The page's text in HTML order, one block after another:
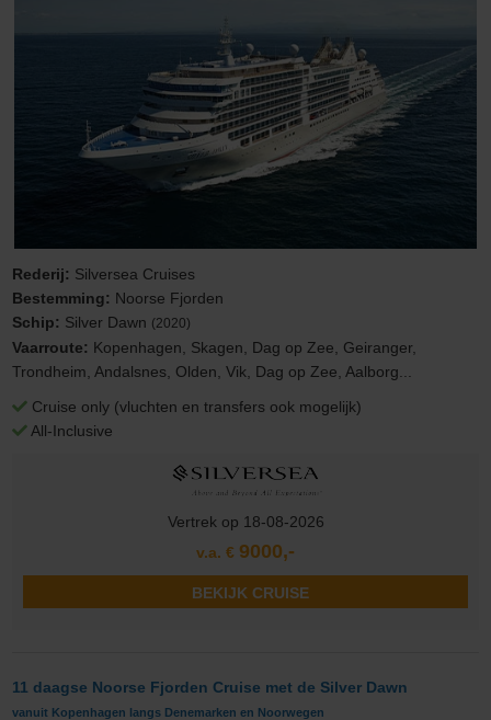
Rederij: Silversea Cruises
Bestemming: Noorse Fjorden
Schip: Silver Dawn (2020)
Vaarroute: Kopenhagen, Skagen, Dag op Zee, Geiranger,
Trondheim, Andalsnes, Olden, Vik, Dag op Zee, Aalborg...
Cruise only (vluchten en transfers ook mogelijk)
All-Inclusive
Vertrek op 18-08-2026
v.a. € 9000,-
BEKIJK CRUISE
11 daagse Noorse Fjorden Cruise met de Silver Dawn
vanuit Kopenhagen langs Denemarken en Noorwegen